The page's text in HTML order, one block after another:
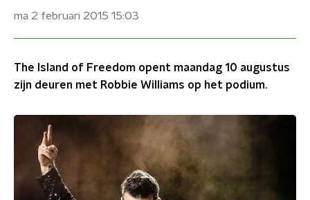
ma 2 februari 2015 15:03
The Island of Freedom opent maandag 10 augustus
zijn deuren met Robbie Williams op het podium.